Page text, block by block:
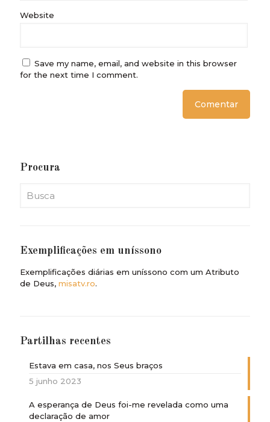
Website
Save my name, email, and website in this browser
for the next time I comment.
Procura
Exemplificações em uníssono
Exemplificações diárias em uníssono com um Atributo
de Deus, misatv.ro.
Partilhas recentes
Estava em casa, nos Seus braços
5 junho 2023
A esperança de Deus foi-me revelada como uma
declaração de amor